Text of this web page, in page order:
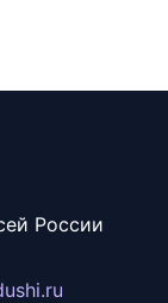
России